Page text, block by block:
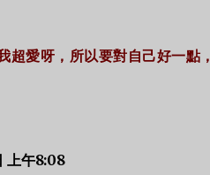
愛呀，所以要對自己好一點，
上午8:08